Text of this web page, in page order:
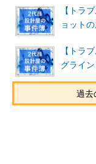
【トラ
ョット
【トラ
グライ
過去